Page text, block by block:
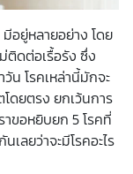
อยู่หลายอย่าง โดย
ติดต่อเรื้อรัง ซึ่ง
น โรคเหล่านี้มักจะ
ดยตรง ยกเว้นการ
าขอหยิบยก 5 โรคที่
ลยว่าจะมีโรคอะไร